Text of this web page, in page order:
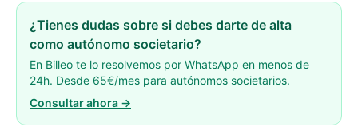
¿Tienes dudas sobre si debes darte de alta
como autónomo societario?
En Billeo te lo resolvemos por WhatsApp en menos de
24h. Desde 65€/mes para autónomos societarios.
Consultar ahora →